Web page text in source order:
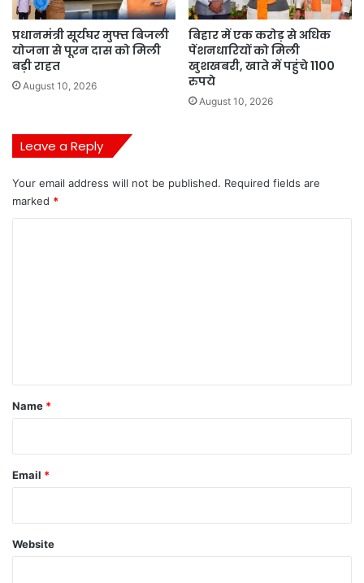
प्रधानमंत्री सूर्यघर मुफ्त बिजली
योजना से पूरन दास को मिली
बड़ी राहत
August 10, 2026
बिहार में एक करोड़ से अधिक
पेंशनधारियों को मिली
खुशखबरी, खाते में पहुंचे 1100
रुपये
August 10, 2026
Leave a Reply
Your email address will not be published. Required fields are
marked *
*
Name *
Email *
Website